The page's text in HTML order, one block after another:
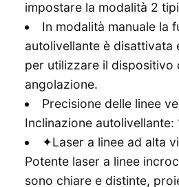
impostare la modalità 2 tipi
In modalità manuale la
autolivellante è disattivata
per utilizzare il dispositivo
angolazione.
Precisione delle linee
Inclinazione autolivellante:
✦Laser a linee ad alta
Potente laser a linee
sono chiare e distinte,